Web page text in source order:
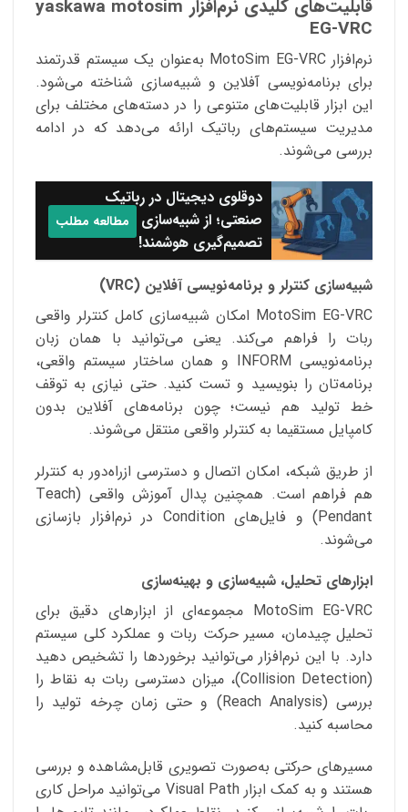
قابلیت‌های کلیدی نرم‌افزار yaskawa motosim
EG-VRC
نرم‌افزار MotoSim EG-VRC به‌عنوان یک سیستم قدرتمند
برای برنامه‌نویسی آفلاین و شبیه‌سازی شناخته می‌شود.
این ابزار قابلیت‌های متنوعی را در دسته‌های مختلف برای
مدیریت سیستم‌های رباتیک ارائه می‌دهد که در ادامه
بررسی می‌شوند.
دوقلوی دیجیتال در رباتیک
صنعتی؛ از شبیه‌سازی تا
تصمیم‌گیری هوشمند!
مطالعه مطلب
شبیه‌سازی کنترلر و برنامه‌نویسی آفلاین (VRC)
MotoSim EG-VRC امکان شبیه‌سازی کامل کنترلر واقعی
ربات را فراهم می‌کند. یعنی می‌توانید با همان زبان
برنامه‌نویسی INFORM و همان ساختار سیستم واقعی،
برنامه‌تان را بنویسید و تست کنید. حتی نیازی به توقف
خط تولید هم نیست؛ چون برنامه‌های آفلاین بدون
کامپایل مستقیما به کنترلر واقعی منتقل می‌شوند.
از طریق شبکه، امکان اتصال و دسترسی از‌راه‌دور به کنترلر
هم فراهم است. همچنین پدال آموزش واقعی (Teach
Pendant) و فایل‌های Condition در نرم‌افزار بازسازی
می‌شوند.
ابزارهای تحلیل، شبیه‌سازی و بهینه‌سازی
MotoSim EG-VRC مجموعه‌ای از ابزارهای دقیق برای
تحلیل چیدمان، مسیر حرکت ربات و عملکرد کلی سیستم
دارد. با این نرم‌افزار می‌توانید برخوردها را تشخیص دهید
(Collision Detection)، میزان دسترسی ربات به نقاط را
بررسی (Reach Analysis) و حتی زمان چرخه تولید را
محاسبه کنید.
مسیرهای حرکتی به‌صورت تصویری قابل‌مشاهده و بررسی
هستند و به کمک ابزار Visual Path می‌توانید مراحل کاری